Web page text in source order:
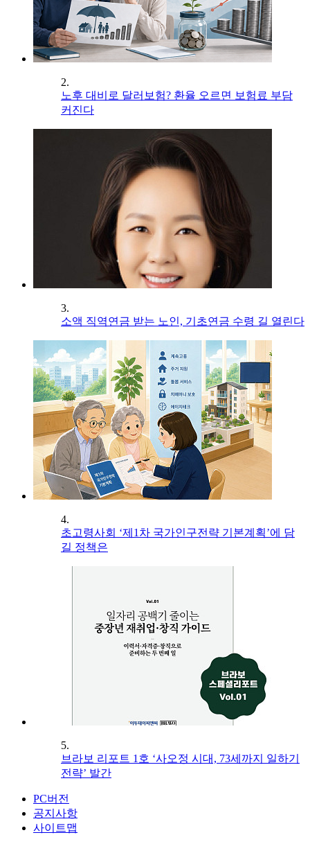
2.
노후 대비로 달러보험? 환율 오르면 보험료 부담
커진다
3.
소액 직역연금 받는 노인, 기초연금 수령 길 열린다
4.
초고령사회 ‘제1차 국가인구전략 기본계획’에 담
길 정책은
5.
브라보 리포트 1호 ‘사오정 시대, 73세까지 일하기
전략’ 발간
PC버전
공지사항
사이트맵